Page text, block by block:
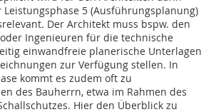
5 (Ausführungsplanung)
Der Architekt muss bspw. den
Ingenieuren für die technische
einwandfreie planerische Unterlagen
zur Verfügung stellen. In
kommt es zudem oft zu
des Bauherrn, etwa im Rahmen des
Hier den Überblick zu